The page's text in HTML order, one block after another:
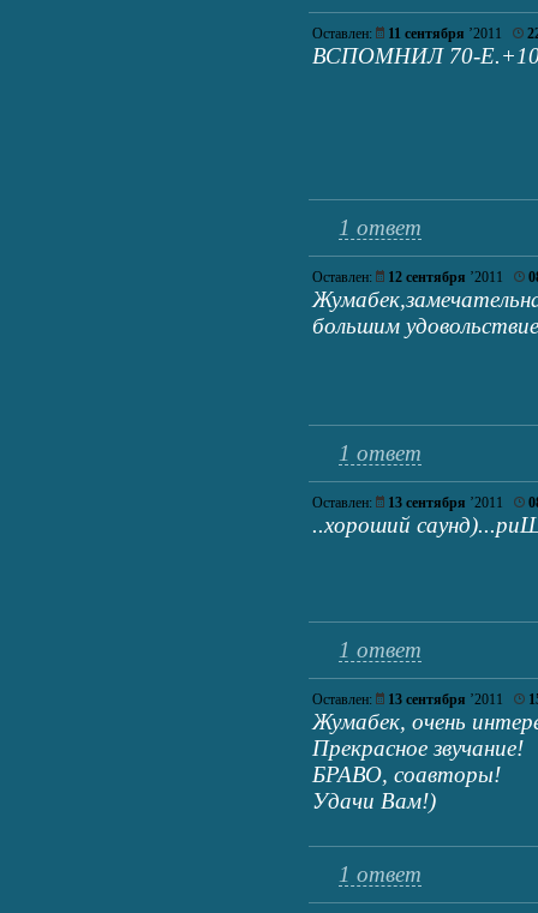
Оставлен: 11 сентября ’2011
ВСПОМНИЛ 70-
1 ответ
Оставлен: 12 сентября ’2011
большим
1 ответ
Оставлен: 13 сентября ’2011
..хороший
1 ответ
Оставлен: 13 сентября ’2011
Жумабек, очень
Прекрасное звучание!
БРАВО, соавторы!
Удачи Вам!)
1 ответ